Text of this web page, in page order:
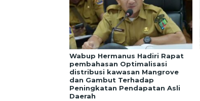
Wabup Hermanus Hadiri Rapat
pembahasan Optimalisasi
distribusi kawasan Mangrove
dan Gambut Terhadap
Peningkatan Pendapatan Asli
Daerah